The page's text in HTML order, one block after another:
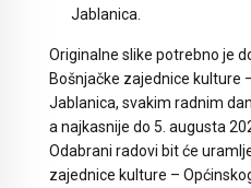
Jablanica.
Originalne slike potrebno je
Bošnjačke zajednice kulture
Jablanica, svakim radnim
a najkasnije do 5. augusta
Odabrani radovi bit će
zajednice kulture –